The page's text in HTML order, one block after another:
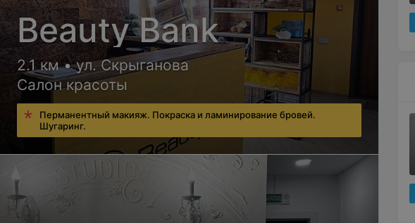
Beauty Bank
2.1 км • ул. Скрыганова
Салон красоты
Перманентный макияж. Покраска и ламинирование бровей.
Шугаринг.